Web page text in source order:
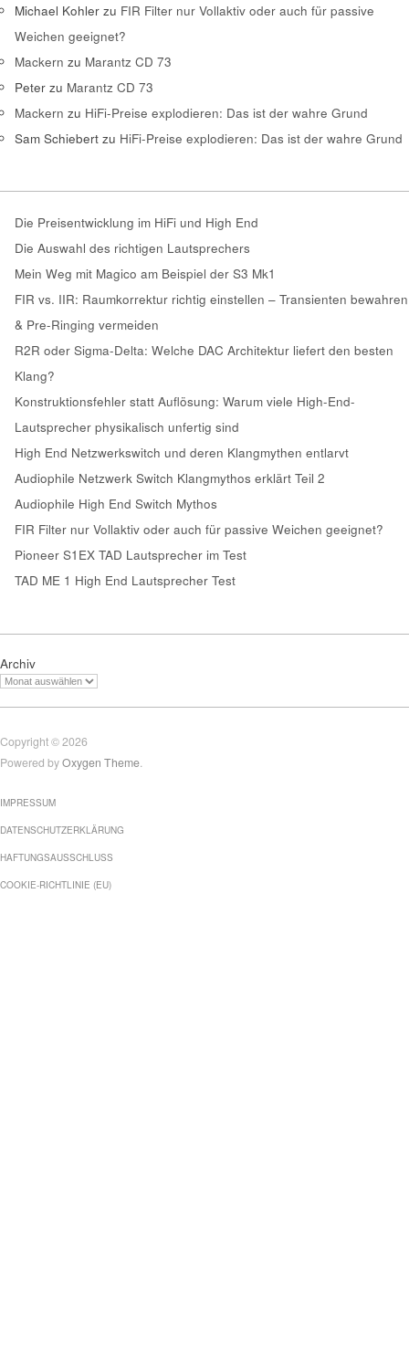
Michael Kohler zu FIR Filter nur Vollaktiv oder auch für passive
Weichen geeignet?
Mackern zu Marantz CD 73
Peter zu Marantz CD 73
Mackern zu HiFi-Preise explodieren: Das ist der wahre Grund
Sam Schiebert zu HiFi-Preise explodieren: Das ist der wahre Grund
Die Preisentwicklung im HiFi und High End
Die Auswahl des richtigen Lautsprechers
Mein Weg mit Magico am Beispiel der S3 Mk1
FIR vs. IIR: Raumkorrektur richtig einstellen – Transienten bewahren
& Pre-Ringing vermeiden
R2R oder Sigma-Delta: Welche DAC Architektur liefert den besten
Klang?
Konstruktionsfehler statt Auflösung: Warum viele High-End-
Lautsprecher physikalisch unfertig sind
High End Netzwerkswitch und deren Klangmythen entlarvt
Audiophile Netzwerk Switch Klangmythos erklärt Teil 2
Audiophile High End Switch Mythos
FIR Filter nur Vollaktiv oder auch für passive Weichen geeignet?
Pioneer S1EX TAD Lautsprecher im Test
TAD ME 1 High End Lautsprecher Test
Archiv
Copyright © 2026
Powered byOxygen Theme.
IMPRESSUM
DATENSCHUTZERKLÄRUNG
HAFTUNGSAUSSCHLUSS
COOKIE-RICHTLINIE (EU)